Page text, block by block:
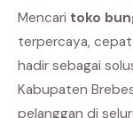
Mencari toko
terpercaya,
hadir sebagai
Kabupaten
pelanggan di